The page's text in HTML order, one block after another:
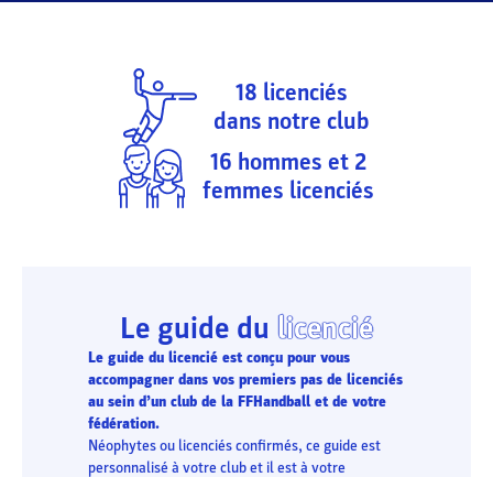
18 licenciés
dans notre club
16 hommes et 2
femmes licenciés
Le guide du licencié
Le guide du licencié est conçu pour vous
accompagner dans vos premiers pas de licenciés
au sein d’un club de la FFHandball et de votre
fédération.
Néophytes ou licenciés confirmés, ce guide est
personnalisé à votre club et il est à votre